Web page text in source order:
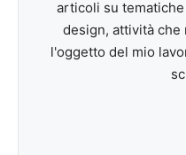
articoli su
design, attività che
l'oggetto del mio